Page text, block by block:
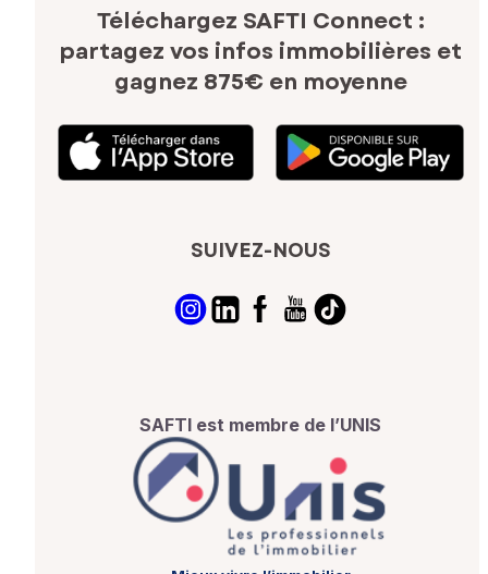
Téléchargez SAFTI Connect :
partagez vos infos immobilières et
gagnez 875€ en moyenne
SUIVEZ-NOUS
SAFTI est membre de l’UNIS